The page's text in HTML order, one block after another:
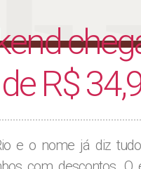
R$
e o nome já diz